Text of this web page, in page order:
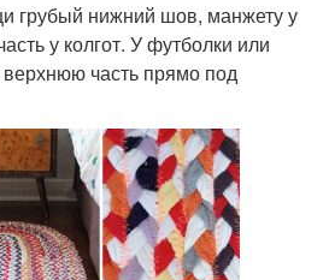
грубый нижний шов, манжету у
у колгот. У футболки или
часть прямо под